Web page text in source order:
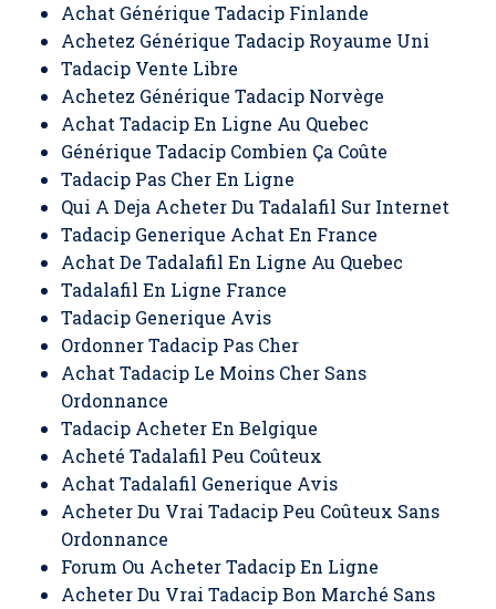
Achat Générique Tadacip Finlande
Achetez Générique Tadacip Royaume Uni
Tadacip Vente Libre
Achetez Générique Tadacip Norvège
Achat Tadacip En Ligne Au Quebec
Générique Tadacip Combien Ça Coûte
Tadacip Pas Cher En Ligne
Qui A Deja Acheter Du Tadalafil Sur Internet
Tadacip Generique Achat En France
Achat De Tadalafil En Ligne Au Quebec
Tadalafil En Ligne France
Tadacip Generique Avis
Ordonner Tadacip Pas Cher
Achat Tadacip Le Moins Cher Sans
Ordonnance
Tadacip Acheter En Belgique
Acheté Tadalafil Peu Coûteux
Achat Tadalafil Generique Avis
Acheter Du Vrai Tadacip Peu Coûteux Sans
Ordonnance
Forum Ou Acheter Tadacip En Ligne
Acheter Du Vrai Tadacip Bon Marché Sans